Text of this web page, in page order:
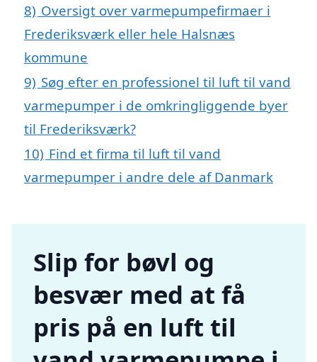
8) Oversigt over varmepumpefirmaer i
Frederiksværk eller hele Halsnæs
kommune
9) Søg efter en professionel til luft til vand
varmepumper i de omkringliggende byer
til Frederiksværk?
10) Find et firma til luft til vand
varmepumper i andre dele af Danmark
Slip for bøvl og
besvær med at få
pris på en luft til